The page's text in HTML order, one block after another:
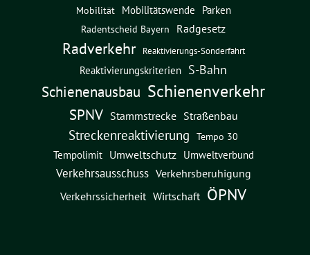
Mobilität Mobilitätswende Parken
Radentscheid Bayern Radgesetz
Radverkehr Reaktivierungs-Sonderfahrt
Reaktivierungskriterien S-Bahn
Schienenausbau Schienenverkehr
SPNV Stammstrecke Straßenbau
Streckenreaktivierung Tempo 30
Tempolimit Umweltschutz Umweltverbund
Verkehrsausschuss Verkehrsberuhigung
Verkehrssicherheit Wirtschaft ÖPNV